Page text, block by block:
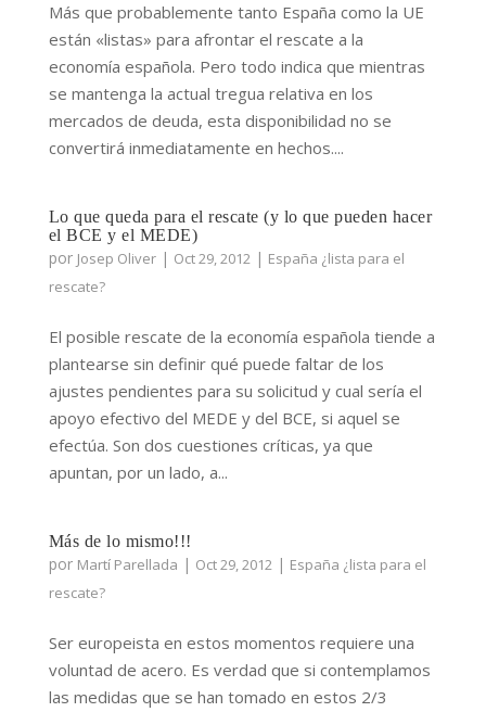
Más que probablemente tanto España como la UE
están «listas» para afrontar el rescate a la
economía española. Pero todo indica que mientras
se mantenga la actual tregua relativa en los
mercados de deuda, esta disponibilidad no se
convertirá inmediatamente en hechos....
Lo que queda para el rescate (y lo que pueden hacer
el BCE y el MEDE)
por Josep Oliver| Oct 29, 2012| España ¿lista para el
rescate?
El posible rescate de la economía española tiende a
plantearse sin definir qué puede faltar de los
ajustes pendientes para su solicitud y cual sería el
apoyo efectivo del MEDE y del BCE, si aquel se
efectúa. Son dos cuestiones críticas, ya que
apuntan, por un lado, a...
Más de lo mismo!!!
por Martí Parellada | Oct 29, 2012| España ¿lista para el
rescate?
Ser europeista en estos momentos requiere una
voluntad de acero. Es verdad que si contemplamos
las medidas que se han tomado en estos 2/3